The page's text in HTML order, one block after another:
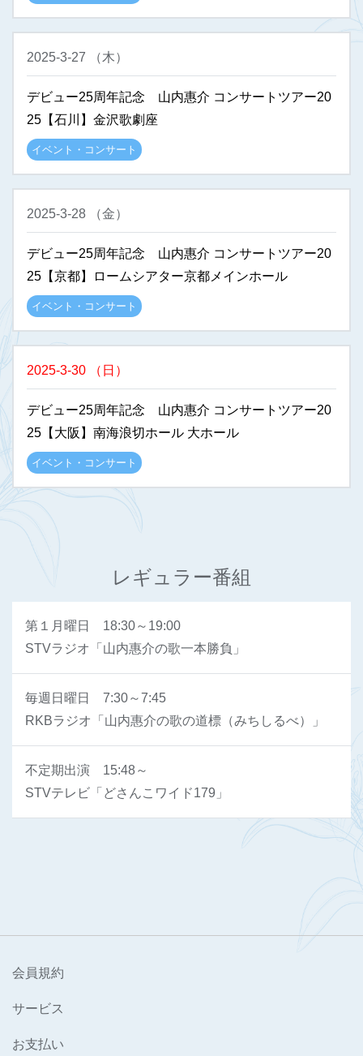
2025-3-27 （木）
デビュー25周年記念 山内惠介 コンサートツアー20
25【石川】金沢歌劇座
イベント・コンサート
2025-3-28 （金）
デビュー25周年記念 山内惠介 コンサートツアー20
25【京都】ロームシアター京都メインホール
イベント・コンサート
2025-3-30 （ 日 ）
デビュー25周年記念 山内惠介 コンサートツアー20
25【大阪】南海浪切ホール 大ホール
イベント・コンサート
レギュラー番組
第１月曜日 18:30～19:00
STVラジオ「山内惠介の歌一本勝負」
毎週日曜日 7:30～7:45
RKBラジオ「山内惠介の歌の道標（みちしるべ）」
不定期出演 15:48～
STVテレビ「どさんこワイド179」
会員規約
サービス
お支払い